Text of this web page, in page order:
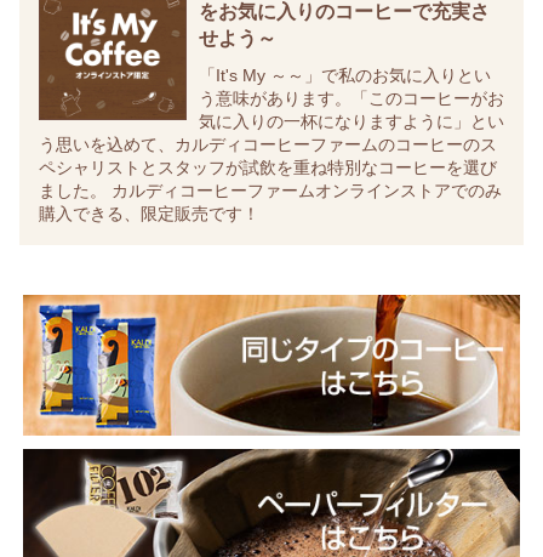
をお気に入りのコーヒーで充実さ
せよう～
「It's My ～～」で私のお気に入りとい
う意味があります。「このコーヒーがお
気に入りの一杯になりますように」とい
う思いを込めて、カルディコーヒーファームのコーヒーのス
ペシャリストとスタッフが試飲を重ね特別なコーヒーを選び
ました。 カルディコーヒーファームオンラインストアでのみ
購入できる、限定販売です！